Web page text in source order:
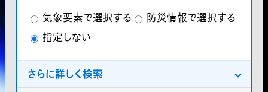
気象要素で選択する
防災情報で選択する
指定しない
さらに詳しく検索